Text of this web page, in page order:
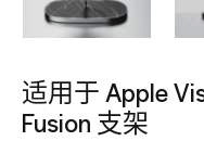
适用于 Apple
Fusion 支架